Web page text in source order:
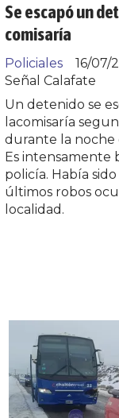
Se escapó un
comisaría
Señal Calafate
Policiales 16/07/
Un detenido se
lacomisaría
durante la noche
Es intensamente
policía. Había
últimos robos
localidad.